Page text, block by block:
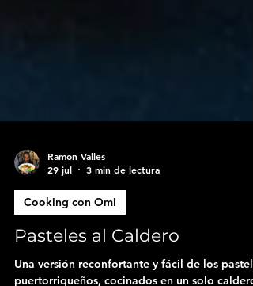
Ramon Valles
29 jul
3 min de lectura
Cooking con Omi
Pasteles al Caldero